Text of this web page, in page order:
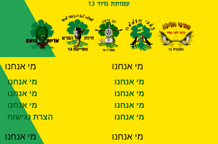
מי אנחנו
מי אנחנו
מי אנחנו
מי אנחנו
הצרת נגישות
מי אנחנו
מי אנחנו
מי אנחנו
מי אנחנו
מי אנחנו
מי אנחנו מי אנחנו